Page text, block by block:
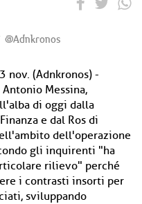
@Adnkronos
nov. (Adnkronos) -
Messina,
di oggi dalla
e dal Ros di
dell'operazione
gli inquirenti "ha
rilievo" perché
i contrasti insorti per
sviluppando